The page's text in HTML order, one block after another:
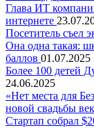
Глава ИТ
интернете
Посетитель съел
Она одна такая:
баллов 01.07.2025
Более 100 детей
24.06.2025
«Нет места для
новой свадьбы
Стартап собрал